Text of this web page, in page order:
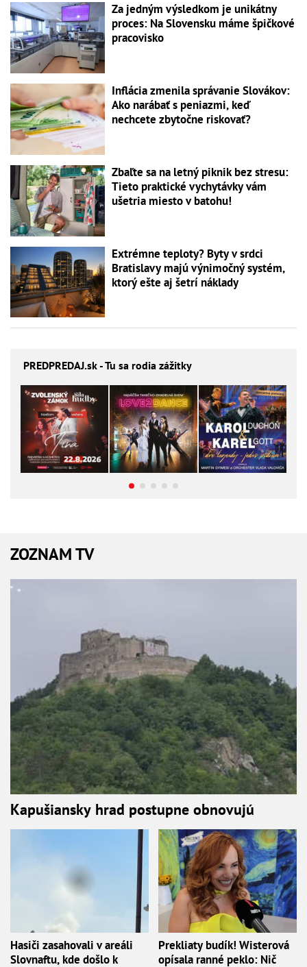
Za jedným výsledkom je unikátny
proces: Na Slovensku máme špičkové
pracovisko
Inflácia zmenila správanie Slovákov:
Ako narábať s peniazmi, keď
nechcete zbytočne riskovať?
Zbaľte sa na letný piknik bez stresu:
Tieto praktické vychytávky vám
ušetria miesto v batohu!
Extrémne teploty? Byty v srdci
Bratislavy majú výnimočný systém,
ktorý ešte aj šetrí náklady
PREDPREDAJ.sk - Tu sa rodia zážitky
ZOZNAM TV
Kapušiansky hrad postupne obnovujú
Hasiči zasahovali v areáli
Slovnaftu, kde došlo k
Prekliaty budík! Wisterová
opísala ranné peklo: Nič